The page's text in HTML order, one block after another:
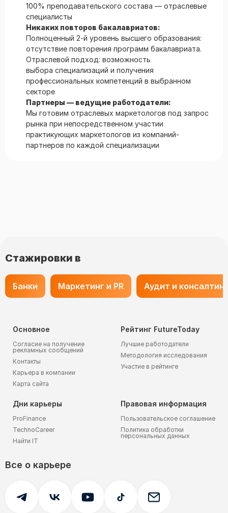
100% преподавательского состава — отраслевые
специалисты
Никаких повторов бакалавриатов:
Полноценный 2-й уровень высшего образования:
отсутствие повторения программ бакалавриата.
Отраслевой подход: возможность
выбора специализаций и получения
профессиональных компетенций в выбранном
секторе
Партнеры — ведущие работодатели:
Мы готовим отраслевых маркетологов под запрос
рынка при непосредственном участии
практикующих маркетологов из компаний-
партнеров по каждой специализации
Стажировки в
Банки Маркетинг и PR Аудит и консалтинг
Все о карьере
Основное
Согласие на получение
рекламных сообщений
Контакты
Карьера в компании
Карта сайта
Рейтинг FutureToday
Лучшие работодатели
Методология исследования
Участие в рейтинге
Дни карьеры
ProFinance
TechnoCareer
Найти IT
Правовая информация
Пользовательское соглашение
Политика обработки
персональных данных